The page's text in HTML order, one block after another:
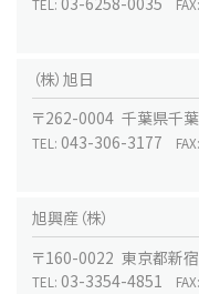
TEL: FAX:
（株）旭日
〒262-0004 千葉県千
TEL: 043-306-3177 FAX:
旭興産（株）
〒160-0022 東京都新
TEL: 03-3354-4851 FAX: